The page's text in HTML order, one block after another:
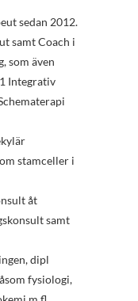
sedan 2012.
samt Coach i
som även
Integrativ
stamceller i
åt
samt
dipl
fysiologi,